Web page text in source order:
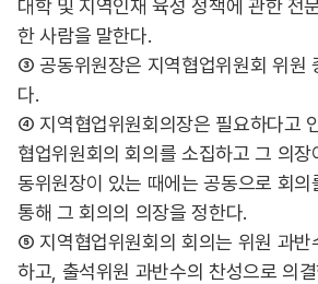
대학 및 지역인재 육성 정책에 관한 전
한 사람을 말한다.
③ 공동위원장은 지역협업위원회 위원
다.
④ 지역협업위원회의장은 필요하다고
협업위원회의 회의를 소집하고 그 의
동위원장이 있는 때에는 공동으로 회
통해 그 회의의 의장을 정한다.
⑤ 지역협업위원회의 회의는 위원 과반
하고, 출석위원 과반수의 찬성으로 의